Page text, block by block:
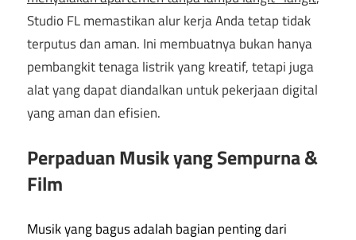
Studio FL memastikan alur kerja Anda tetap tidak
terputus dan aman. Ini membuatnya bukan hanya
pembangkit tenaga listrik yang kreatif, tetapi juga
alat yang dapat diandalkan untuk pekerjaan digital
yang aman dan efisien.
Perpaduan Musik yang Sempurna &
Film
Musik yang bagus adalah bagian penting dari